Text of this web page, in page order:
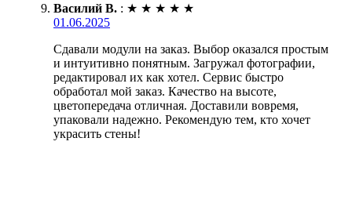
Василий В. : ★ ★ ★ ★ ★
01.06.2025
Сдавали модули на заказ. Выбор оказался простым
и интуитивно понятным. Загружал фотографии,
редактировал их как хотел. Сервис быстро
обработал мой заказ. Качество на высоте,
цветопередача отличная. Доставили вовремя,
упаковали надежно. Рекомендую тем, кто хочет
украсить стены!